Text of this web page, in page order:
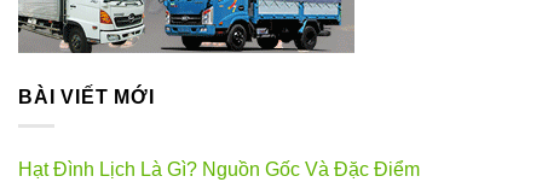
BÀI VIẾT MỚI
Hạt Đình Lịch Là Gì? Nguồn Gốc Và Đặc Điểm